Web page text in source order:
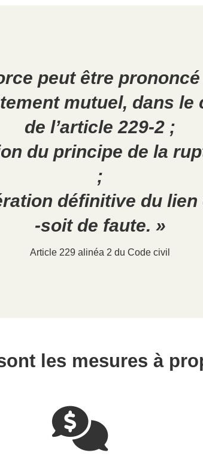
peut être
mutuel, dans le
de l’article 229-2 ;
du principe de la
;
définitive du
-soit de faute. »
Article 229 alinéa 2 du Code civil
les mesures à